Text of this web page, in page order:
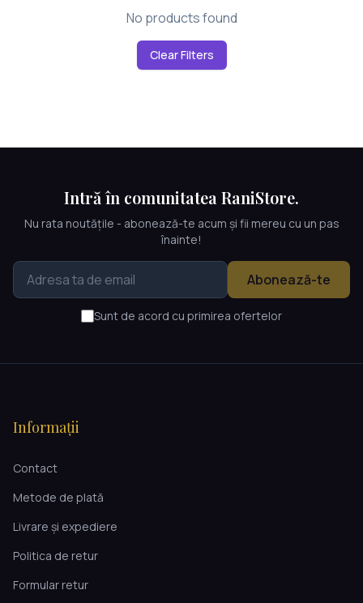
No products found
Clear Filters
Intră în comunitatea RaniStore.
Nu rata noutățile - abonează-te acum și fii mereu cu un pas
înainte!
Abonează-te
Sunt de acord cu primirea ofertelor
Informații
Contact
Metode de plată
Livrare și expediere
Politica de retur
Formular retur